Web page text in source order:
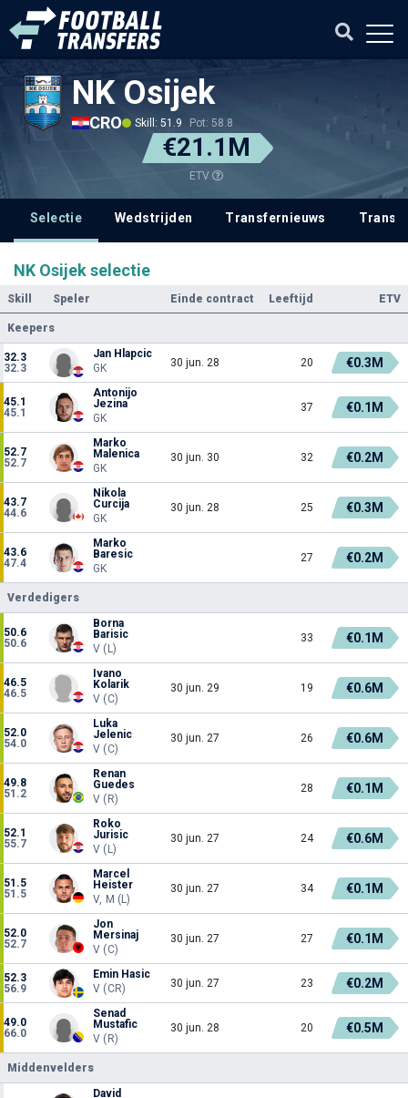
NK Osijek
CRO Skill: 51.9 Pot: 58.8
€21.1M
ETV
Selectie Wedstrijden Transfernieuws
NK Osijek selectie
Skill Speler Einde contract Leeftijd ETV
Keepers
32.3
32.3
Jan Hlapcic
GK
30 jun. 28 20 €0.3M
45.1
45.1
Antonijo
Jezina
GK
37 €0.1M
52.7
52.7
Marko
Malenica
GK
30 jun. 30 32 €0.2M
43.7
44.6
Nikola
Curcija
GK
30 jun. 28 25 €0.3M
43.6
47.4
Marko
Baresic
GK
27 €0.2M
Verdedigers
50.6
50.6
Borna
Barisic
V (L)
33 €0.1M
46.5
46.5
Ivano
Kolarik
V (C)
30 jun. 29 19 €0.6M
52.0
54.0
Luka
Jelenic
V (C)
30 jun. 27 26 €0.6M
49.8
51.2
Renan
Guedes
V (R)
28 €0.1M
52.1
55.7
Roko
Jurisic
V (L)
30 jun. 27 24 €0.6M
51.5
51.5
Marcel
Heister
V, M (L)
30 jun. 27 34 €0.1M
52.0
52.7
Jon
Mersinaj
V (C)
30 jun. 27 27 €0.1M
52.3
56.9
Emin Hasic
V (CR)
30 jun. 27 23 €0.2M
49.0
66.0
Senad
Mustafic
V (R)
30 jun. 28 20 €0.5M
Middenvelders
David